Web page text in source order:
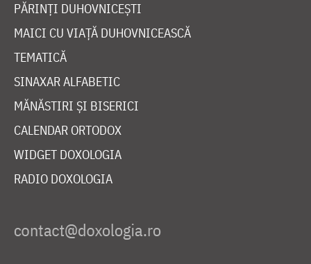
PĂRINȚI DUHOVNICEȘTI
MAICI CU VIAȚĂ DUHOVNICEASCĂ
TEMATICĂ
SINAXAR ALFABETIC
MĂNĂSTIRI ȘI BISERICI
CALENDAR ORTODOX
WIDGET DOXOLOGIA
RADIO DOXOLOGIA